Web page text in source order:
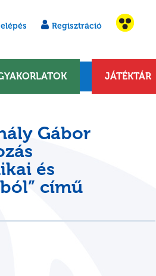
Regisztráció
JÁTÉKTÁR
Gábor
és
című